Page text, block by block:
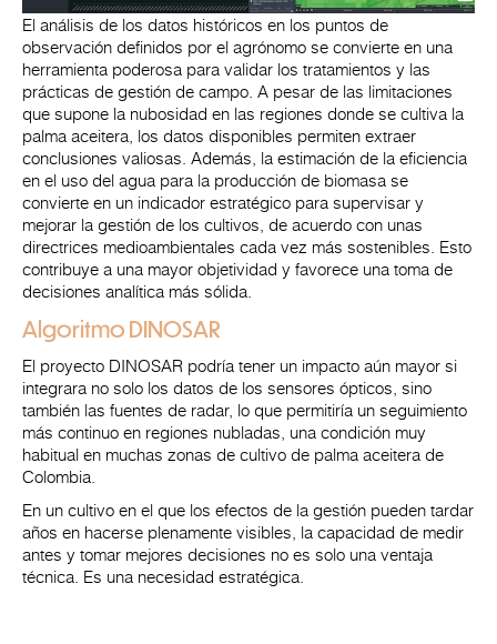
El análisis de los datos históricos en los puntos de
observación definidos por el agrónomo se convierte en una
herramienta poderosa para validar los tratamientos y las
prácticas de gestión de campo. A pesar de las limitaciones
que supone la nubosidad en las regiones donde se cultiva la
palma aceitera, los datos disponibles permiten extraer
conclusiones valiosas. Además, la estimación de la eficiencia
en el uso del agua para la producción de biomasa se
convierte en un indicador estratégico para supervisar y
mejorar la gestión de los cultivos, de acuerdo con unas
directrices medioambientales cada vez más sostenibles. Esto
contribuye a una mayor objetividad y favorece una toma de
decisiones analítica más sólida.
Algoritmo DINOSAR
El proyecto DINOSAR podría tener un impacto aún mayor si
integrara no solo los datos de los sensores ópticos, sino
también las fuentes de radar, lo que permitiría un seguimiento
más continuo en regiones nubladas, una condición muy
habitual en muchas zonas de cultivo de palma aceitera de
Colombia.
En un cultivo en el que los efectos de la gestión pueden tardar
años en hacerse plenamente visibles, la capacidad de medir
antes y tomar mejores decisiones no es solo una ventaja
técnica. Es una necesidad estratégica.